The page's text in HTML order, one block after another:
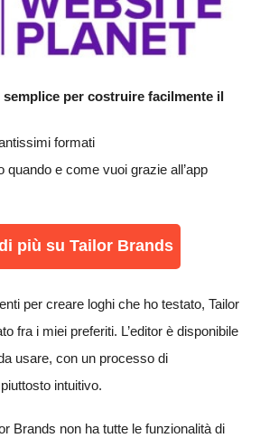
per costruire facilmente il
formati
quando e come vuoi grazie all’app
più su Tailor Brands
per creare loghi che ho testato, Tailor
fra i miei preferiti. L’editor è disponibile
usare, con un processo di
intuitivo.
Brands non ha tutte le funzionalità di